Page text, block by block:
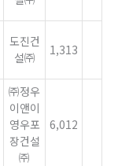
도진건
설㈜
1,313
㈜정우
이앤이
영우포
장건설
㈜
6,012